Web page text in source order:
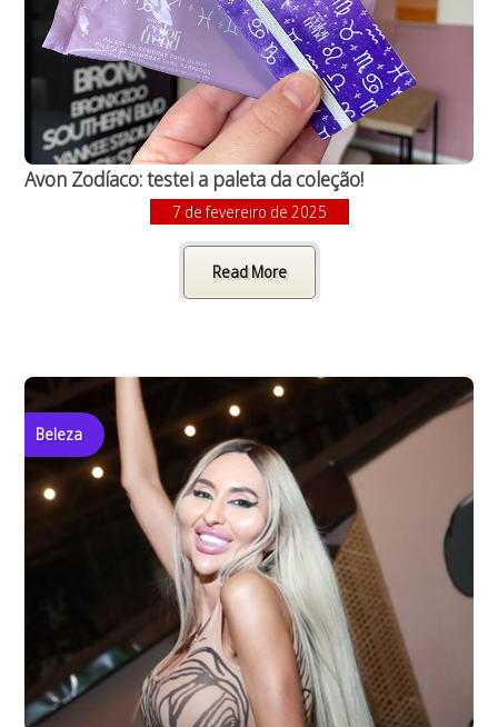
Avon Zodíaco: testei a paleta da coleção!
7 de fevereiro de 2025
Read More
Beleza